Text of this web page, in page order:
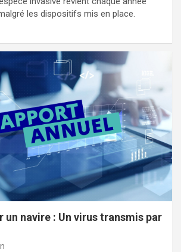
les dispositifs mis en place.
un navire : Un virus transmis par